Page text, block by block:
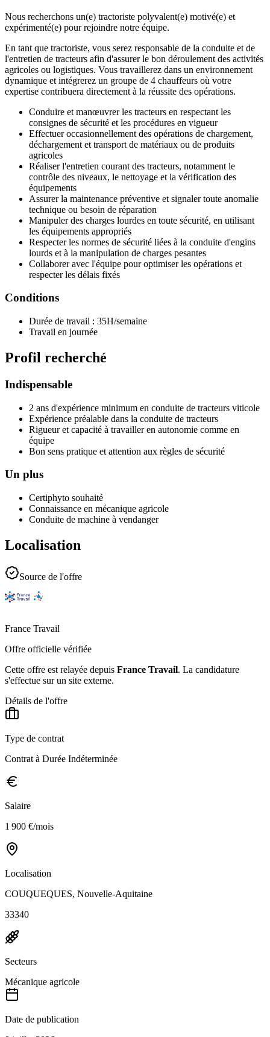
Nous recherchons un(e) tractoriste polyvalent(e) motivé(e) et
expérimenté(e) pour rejoindre notre équipe.
En tant que tractoriste, vous serez responsable de la conduite et de
l'entretien de tracteurs afin d'assurer le bon déroulement des activités
agricoles ou logistiques. Vous travaillerez dans un environnement
dynamique et intégrerez un groupe de 4 chauffeurs où votre
expertise contribuera directement à la réussite des opérations.
Conduire et manœuvrer les tracteurs en respectant les
consignes de sécurité et les procédures en vigueur
Effectuer occasionnellement des opérations de chargement,
déchargement et transport de matériaux ou de produits
agricoles
Réaliser l'entretien courant des tracteurs, notamment le
contrôle des niveaux, le nettoyage et la vérification des
équipements
Assurer la maintenance préventive et signaler toute anomalie
technique ou besoin de réparation
Manipuler des charges lourdes en toute sécurité, en utilisant
les équipements appropriés
Respecter les normes de sécurité liées à la conduite d'engins
lourds et à la manipulation de charges pesantes
Collaborer avec l'équipe pour optimiser les opérations et
respecter les délais fixés
Conditions
Durée de travail : 35H/semaine
Travail en journée
Profil recherché
Indispensable
2 ans d'expérience minimum en conduite de tracteurs viticole
Expérience préalable dans la conduite de tracteurs
Rigueur et capacité à travailler en autonomie comme en
équipe
Bon sens pratique et attention aux règles de sécurité
Un plus
Certiphyto souhaité
Connaissance en mécanique agricole
Conduite de machine à vendanger
Localisation
Source de l'offre
France Travail
Offre officielle vérifiée
Cette offre est relayée depuis France Travail. La candidature
s'effectue sur un site externe.
Détails de l'offre
Type de contrat
Contrat à Durée Indéterminée
Salaire
1 900 €/mois
Localisation
COUQUEQUES, Nouvelle-Aquitaine
33340
Secteurs
Mécanique agricole
Date de publication